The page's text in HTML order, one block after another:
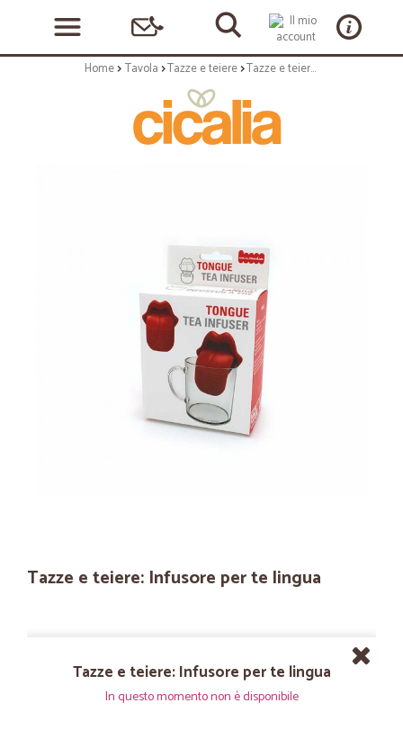
Home Tavola Tazze e teiere Tazze e teiere: Infusore per te lingua
Tazze e teiere: Infusore per te lingua
Tazze e teiere: Infusore per te lingua
In questo momento non è disponibile